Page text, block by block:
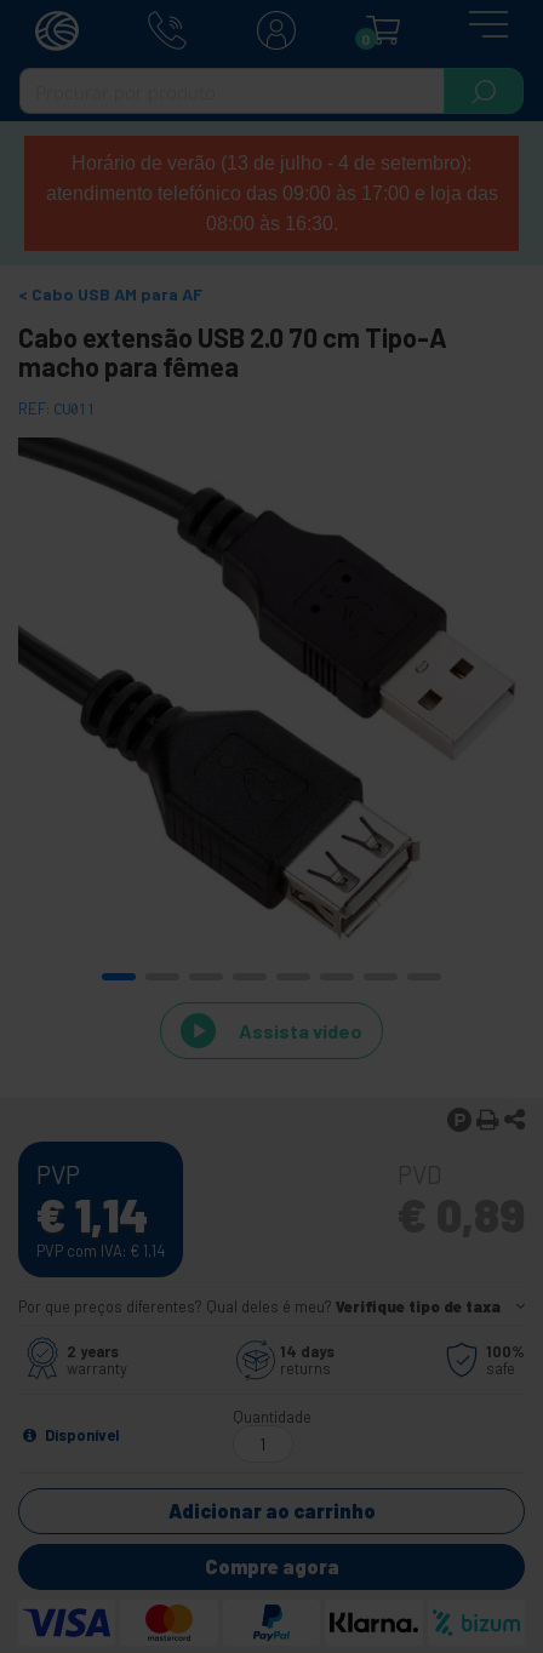
0
Horário de verão (13 de julho - 4 de setembro):
atendimento telefónico das 09:00 às 17:00 e loja das
08:00 às 16:30.
Cabo USB AM para AF
Cabo extensão USB 2.0 70 cm Tipo-A
macho para fêmea
REF: CU011
Assista vídeo
PVP
€1,14
PVP com IVA: € 1,14
Por que preços diferentes? Qual deles é meu? Verifique tipo de taxa
2 years
warranty
14 days
returns
100%
safe
Disponível
Quantidade
Adicionar ao carrinho
Compre agora